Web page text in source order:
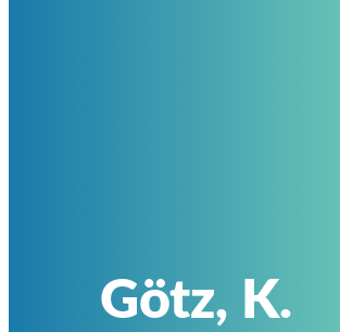
Götz, K.